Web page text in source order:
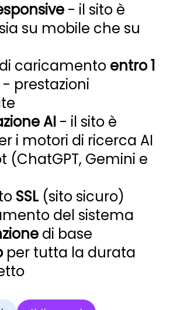
- il sito è
su mobile che su
caricamento entro 1
- prestazioni
AI - il sito è
i motori di ricerca AI
(ChatGPT, Gemini e
SSL (sito sicuro)
del sistema
di base
per tutta la durata